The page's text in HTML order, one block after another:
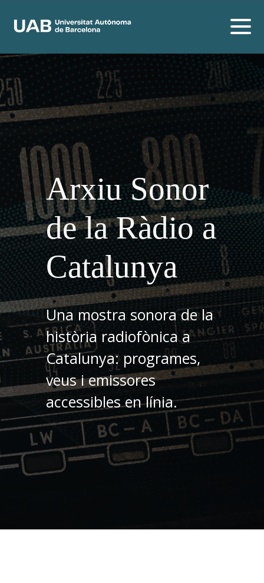
Arxiu Sonor
de la Ràdio a
Catalunya
Una mostra sonora de la
història radiofònica a
Catalunya: programes,
veus i emissores
accessibles en línia.